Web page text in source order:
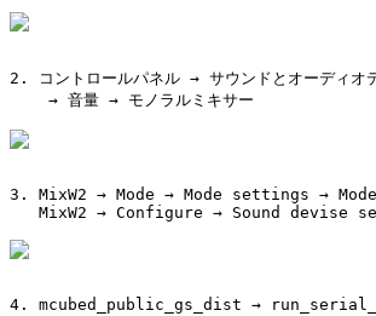
2. コントロールパネル → サウンドとオーディ
    → 音量 → モノラルミキサー
3. MixW2 → Mode → Mode settings →
MixW2 → Configure → Sound devise
4. mcubed_public_gs_dist →